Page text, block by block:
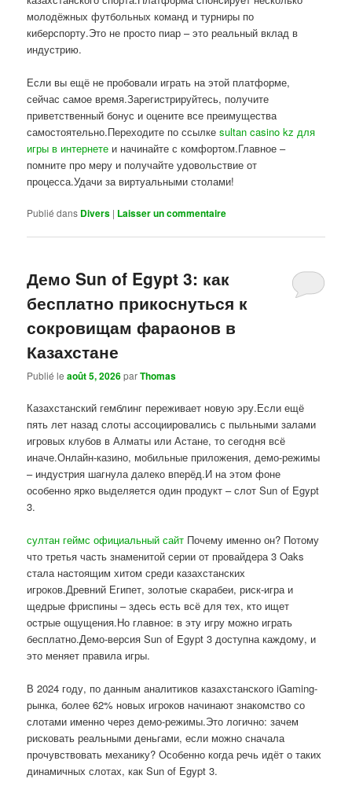
молодёжных футбольных команд и турниры по
киберспорту.Это не просто пиар – это реальный вклад в
индустрию.
Если вы ещё не пробовали играть на этой платформе,
сейчас самое время.Зарегистрируйтесь, получите
приветственный бонус и оцените все преимущества
самостоятельно.Переходите по ссылкеsultan casino kz для
игры в интернете и начинайте с комфортом.Главное –
помните про меру и получайте удовольствие от
процесса.Удачи за виртуальными столами!
Publié dans Divers | Laisser un commentaire
Демо Sun of Egypt 3: как
бесплатно прикоснуться к
сокровищам фараонов в
Казахстане
Publié leaoût 5, 2026parThomas
Казахстанский гемблинг переживает новую эру.Если ещё
пять лет назад слоты ассоциировались с пыльными залами
игровых клубов в Алматы или Астане, то сегодня всё
иначе.Онлайн-казино, мобильные приложения, демо-режимы
– индустрия шагнула далеко вперёд.И на этом фоне
особенно ярко выделяется один продукт – слот Sun of Egypt
3.
султан геймс официальный сайт Почему именно он? Потому
что третья часть знаменитой серии от провайдера 3 Oaks
стала настоящим хитом среди казахстанских
игроков.Древний Египет, золотые скарабеи, риск-игра и
щедрые фриспины – здесь есть всё для тех, кто ищет
острые ощущения.Но главное: в эту игру можно играть
бесплатно.Демо-версия Sun of Egypt 3 доступна каждому, и
это меняет правила игры.
В 2024 году, по данным аналитиков казахстанского iGaming-
рынка, более 62% новых игроков начинают знакомство со
слотами именно через демо-режимы.Это логично: зачем
рисковать реальными деньгами, если можно сначала
прочувствовать механику? Особенно когда речь идёт о таких
динамичных слотах, как Sun of Egypt 3.